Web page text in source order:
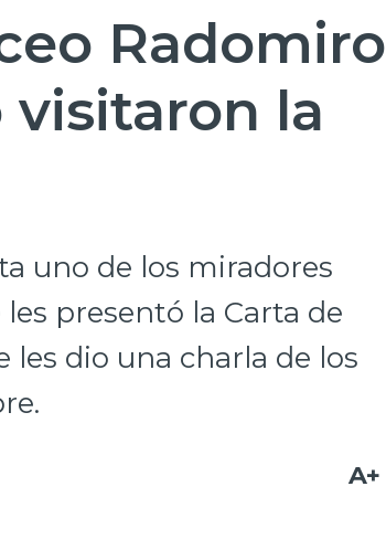
Radomiro
visitaron la
uno de los miradores
presentó la Carta de
les dio una charla de los
A+